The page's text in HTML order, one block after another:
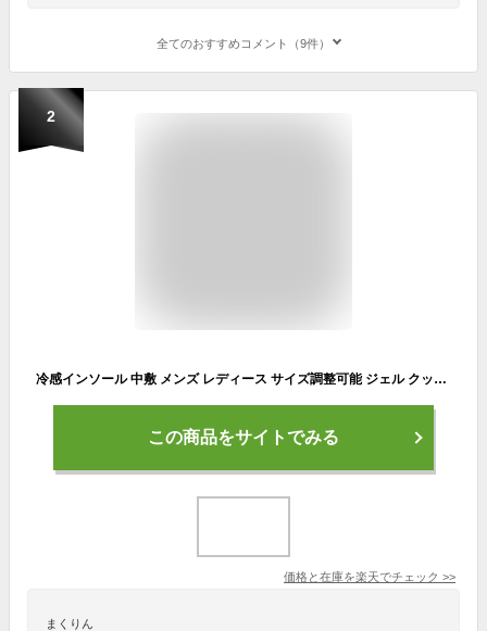
全てのおすすめコメント（9件）
2
冷感インソール 中敷 メンズ レディース サイズ調整可能 ジェル クッション 清涼感 ひんやり 夏用 男性用 女性用 男女兼用 シーブリーズ SEA BREEZE COOLMAX 冷感 インソール ロンプシュー
この商品をサイトでみる
価格と在庫を楽天でチェック >>
まくりん